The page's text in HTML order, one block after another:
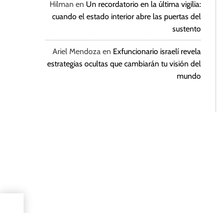
Hilman en Un recordatorio en la última vigilia:
cuando el estado interior abre las puertas del
sustento
Ariel Mendoza en Exfuncionario israelí revela
estrategias ocultas que cambiarán tu visión del
mundo